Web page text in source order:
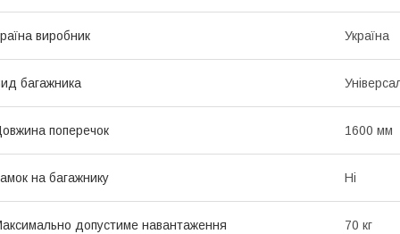
виробник Україна
багажника
поперечок 1600 мм
на багажнику Ні
допустиме навантаження 70 кг